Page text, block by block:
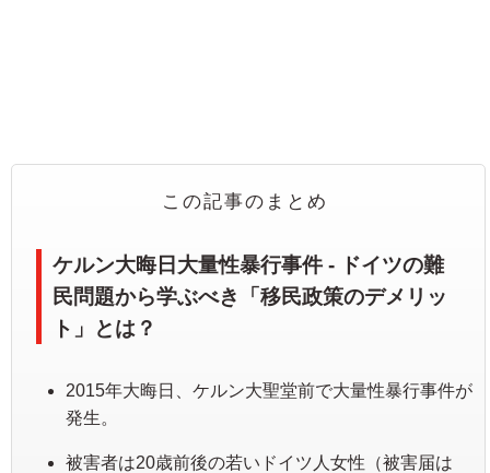
この記事のまとめ
ケルン大晦日大量性暴行事件 - ドイツの難
民問題から学ぶべき「移民政策のデメリッ
ト」とは？
2015年大晦日、ケルン大聖堂前で大量性暴行事件が
発生。
被害者は20歳前後の若いドイツ人女性（被害届は